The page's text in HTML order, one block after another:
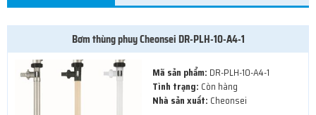
Bơm thùng phuy Cheonsei DR-PLH-10-A4-1
Mã sản phẩm: DR-PLH-10-A4-1
Tình trạng: Còn hàng
Nhà sản xuất: Cheonsei